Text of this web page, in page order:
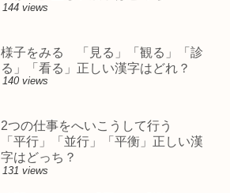
144 views
様子をみる 「見る」「観る」「診
る」「看る」正しい漢字はどれ？
140 views
2つの仕事をへいこうして行う
「平行」「並行」「平衡」正しい漢
字はどっち？
131 views